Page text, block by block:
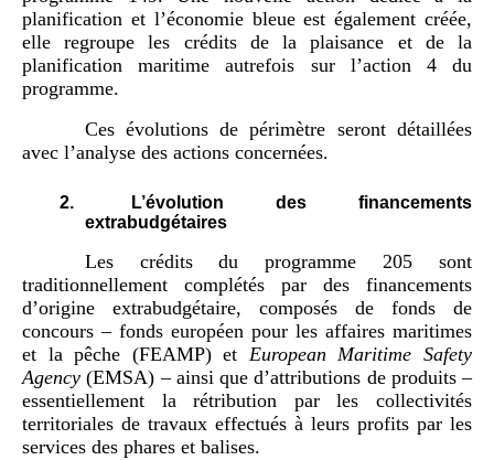
planification et l’économie bleue est également créée,
elle regroupe les crédits de la plaisance et de la
planification maritime autrefois sur l’action 4 du
programme.
Ces évolutions de périmètre seront détaillées
avec l’analyse des actions concernées.
2.
L’évolution des financements
extrabudgétaires
Les crédits du programme 205 sont
traditionnellement complétés par des financements
d’origine extrabudgétaire, composés de fonds de
concours – fonds européen pour les affaires maritimes
et la pêche (FEAMP) et European Maritime Safety
Agency (EMSA) – ainsi que d’attributions de produits –
essentiellement la rétribution par les collectivités
territoriales de travaux effectués à leurs profits par les
services des phares et balises.